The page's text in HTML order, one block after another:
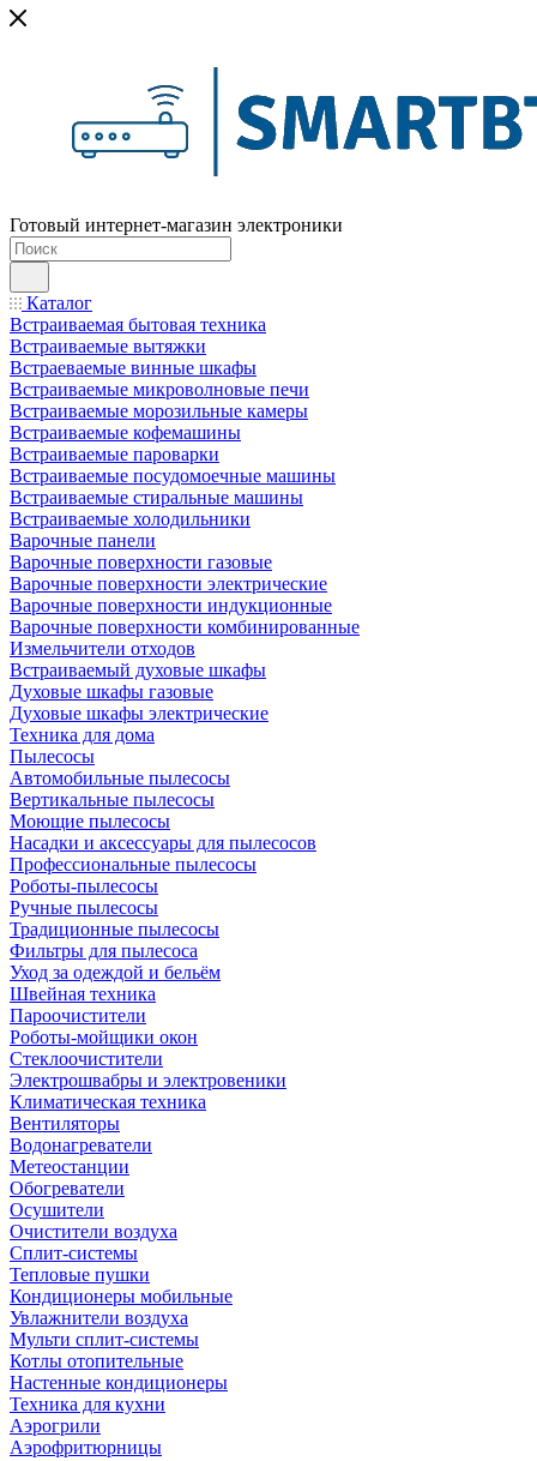
Готовый интернет-магазин электроники
Каталог
Встраиваемая бытовая техника
Встраиваемые вытяжки
Встраеваемые винные шкафы
Встраиваемые микроволновые печи
Встраиваемые морозильные камеры
Встраиваемые кофемашины
Встраиваемые пароварки
Встраиваемые посудомоечные машины
Встраиваемые стиральные машины
Встраиваемые холодильники
Варочные панели
Варочные поверхности газовые
Варочные поверхности электрические
Варочные поверхности индукционные
Варочные поверхности комбинированные
Измельчители отходов
Встраиваемый духовые шкафы
Духовые шкафы газовые
Духовые шкафы электрические
Техника для дома
Пылесосы
Автомобильные пылесосы
Вертикальные пылесосы
Моющие пылесосы
Насадки и аксессуары для пылесосов
Профессиональные пылесосы
Роботы-пылесосы
Ручные пылесосы
Традиционные пылесосы
Фильтры для пылесоса
Уход за одеждой и бельём
Швейная техника
Пароочистители
Роботы-мойщики окон
Стеклоочистители
Электрошвабры и электровеники
Климатическая техника
Вентиляторы
Водонагреватели
Метеостанции
Обогреватели
Осушители
Очистители воздуха
Сплит-системы
Тепловые пушки
Кондиционеры мобильные
Увлажнители воздуха
Мульти сплит-системы
Котлы отопительные
Настенные кондиционеры
Техника для кухни
Аэрогрили
Аэрофритюрницы